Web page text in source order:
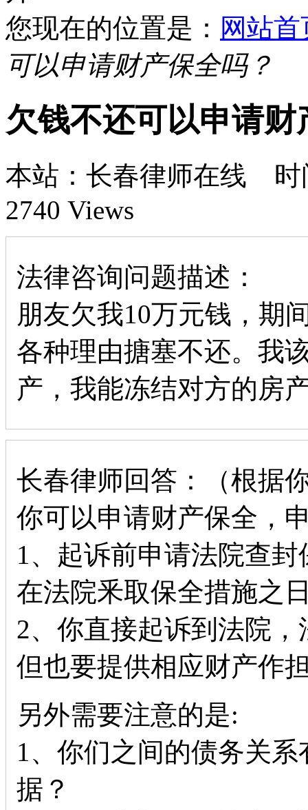
您现在的位置是： 网站首
可以申请财产保全吗？
欠钱不还可以申请财
本站：长春律师在线 时
2740 Views
法律咨询问题描述：
朋友欠我10万元钱，期
各种理由搪塞不还。我
产，我能冻结对方的房
长春律师回答：（根据
你可以申请财产保全，
1、起诉前申请法院查
在法院釆取保全措施之
2、你直接起诉到法院
但也要提供相应财产作
另外需要注意的是:
1、你们之间的债务关
据？